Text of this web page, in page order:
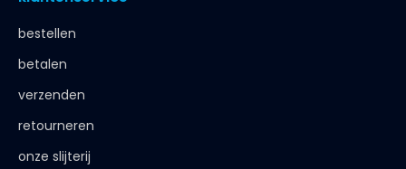
bestellen
betalen
verzenden
retourneren
onze slijterij